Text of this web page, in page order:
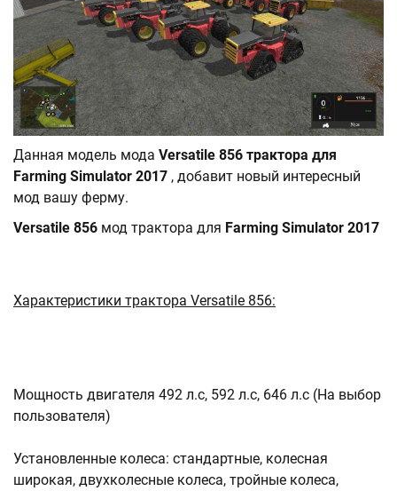
Данная модель мода Versatile 856 трактора для
Farming Simulator 2017 , добавит новый интересный
мод вашу ферму.
Versatile 856 мод трактора для Farming Simulator 2017
Характеристики трактора Versatile 856:
Мощность двигателя 492 л.с, 592 л.с, 646 л.с (На выбор
пользователя)
Установленные колеса: стандартные, колесная
широкая, двухколесные колеса, тройные колеса,